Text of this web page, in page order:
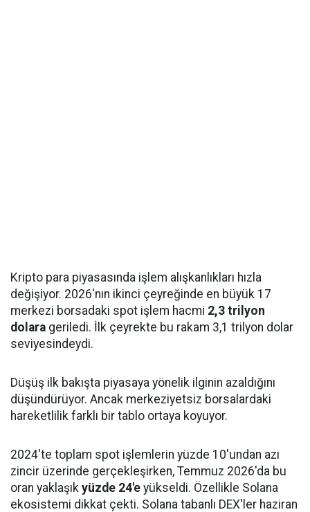
Kripto para piyasasında işlem alışkanlıkları hızla
değişiyor. 2026'nın ikinci çeyreğinde en büyük 17
merkezi borsadaki spot işlem hacmi 2,3 trilyon
dolara geriledi. İlk çeyrekte bu rakam 3,1 trilyon dolar
seviyesindeydi.
Düşüş ilk bakışta piyasaya yönelik ilginin azaldığını
düşündürüyor. Ancak merkeziyetsiz borsalardaki
hareketlilik farklı bir tablo ortaya koyuyor.
2024'te toplam spot işlemlerin yüzde 10'undan azı
zincir üzerinde gerçekleşirken, Temmuz 2026'da bu
oran yaklaşık yüzde 24'e yükseldi. Özellikle Solana
ekosistemi dikkat çekti. Solana tabanlı DEX'ler haziran